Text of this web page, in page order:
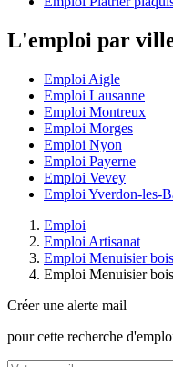
L'emploi par ville
Emploi Aigle
Emploi Lausanne
Emploi Montreux
Emploi Morges
Emploi Nyon
Emploi Payerne
Emploi Vevey
Emploi Yverdon-les-
Emploi
Emploi Artisanat
Emploi Menuisier bois
Emploi Menuisier
Créer une alerte mail
pour cette recherche